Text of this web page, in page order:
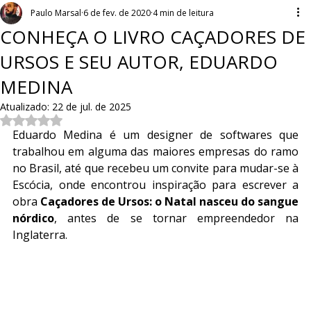
CONHEÇA O LIVRO CAÇADORES DE
URSOS E SEU AUTOR, EDUARDO
MEDINA
Paulo Marsal 6 de fev. de 2020 4 min de leitura
Atualizado: 22 de jul. de 2025
Avaliado com NaN de 5 estrelas.
Eduardo Medina é um designer de softwares que
trabalhou em alguma das maiores empresas do ramo
no Brasil, até que recebeu um convite para mudar-se à
Escócia, onde encontrou inspiração para escrever a
obra Caçadores de Ursos: o Natal nasceu do sangue
nórdico, antes de se tornar empreendedor na
Inglaterra.